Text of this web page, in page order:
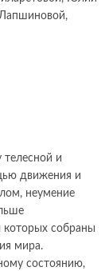
телесной и
движения и
неумение
которых собраны
мира.
состоянию,